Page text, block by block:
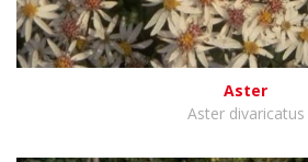
Aster
Aster divaricatus